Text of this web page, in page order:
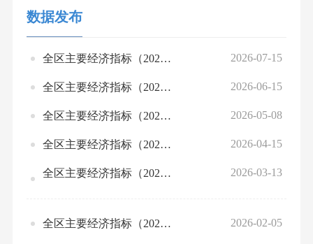
数据发布
全区主要经济指标（2026年第二季度） 2026-07-15
全区主要经济指标（2026年5月） 2026-06-15
全区主要经济指标（2026年4月） 2026-05-08
全区主要经济指标（2026年第一季度） 2026-04-15
全区主要经济指标（2026年2月） 2026-03-13
全区主要经济指标（2025年第四季度） 2026-02-05